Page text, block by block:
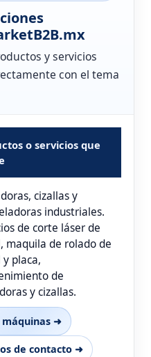
y servicios
con el tema
o servicios que
cizallas y
industriales.
de corte láser de
maquila de rolado de
placa,
de
y cizallas.
máquinas ➜
de contacto ➜